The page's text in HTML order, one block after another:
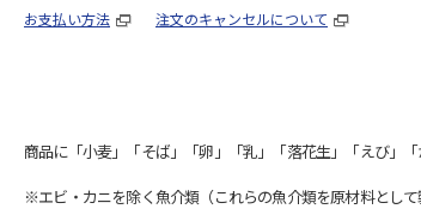
お支払い方法 注文のキャンセルについて
商品に「小麦」「そば」「卵」「乳」「落花生」「えび」
※エビ・カニを除く魚介類（これらの魚介類を原材料とし